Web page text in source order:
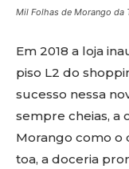
Mil Folhas de Morango da
Em 2018 a loja
piso L2 do
sucesso nessa
sempre cheias, a
Morango como o
toa, a doceria